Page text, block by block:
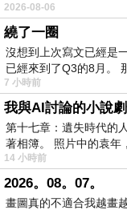
區分之後，李
的政治立場是
上歸屬於「親
法適用富察那
件。
既然並非反共
配擔任立委前
https
2026-08-06
繞了一圈
沒想到上次寫文已經是
已經來到了Q3的8月。
7 小時前
我與AI討論的小說
第十七章：遺失時代的
著相簿。 照片中的袁年
14 小時前
2026。08。07。
畫圖真的不適合我越畫